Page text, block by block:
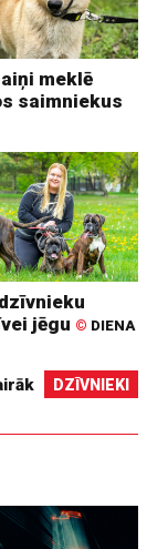
meklē
saimniekus
jēgu © DIENA
DZĪVNIEKI